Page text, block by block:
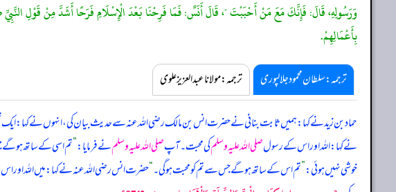
وَرَسُولِهِ، قَالَ: فَإِنَّكَ مَعَ مَنْ أَحْبَبْتَ "، قَالَ أَنَسٌ: فَمَا فَرِحْنَا بَعْدَ الْإِسْلَامِ فَرَحًا أَشَدَّ مِنْ قَوْلِ
بِأَعْمَالِهِمْ.
ترجمہ:سلطان محمود جلالپوری ترجمہ:مولانا عبدالعزیز علوی
حماد بن زید نے کہا: ہمیں ثابت بنانی نے حضرت انس بن مالک رضی اللہ عنہ سے حدیث بیان کی، انہوں نے کہا:
نے کہا: اللہ اور اس کے رسولصلی اللہ علیہ وسلمکی محبت۔ آپصلی اللہ علیہ وسلمنے فرمایا:”تم اسی کے ساتھ ہو
خوشی نہیں ہوئی:”تم اس کے ساتھ ہو گے جس سے تم کو محبت ہو گی۔“حضرت انس رضی اللہ عنہ نے کہا: میں اللہ اور